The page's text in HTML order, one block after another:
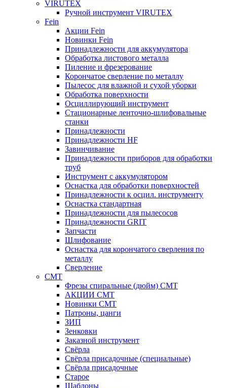
VIRUTEX
Ручной инструмент VIRUTEX
Fein
Акции Fein
Новинки Fein
Принадлежности для аккумулятора
Обработка листового металла
Пиление и фрезерование
Корончатое сверление по металлу
Пылесос для влажной и сухой уборки
Обработка поверхности
Осциллирующий инструмент
Стационарные ленточно-шлифовальные
станки
Принадлежности
Принадлежности HF
Завинчивание
Принадлежности приборов для обработки
труб
Инструмент с аккумулятором
Оснастка для обработки поверхностей
Принадлежности к осцил. инструменту
Оснастка стандартная
Принадлежности для пылесосов
Принадлежности GRIT
Запчасти
Шлифование
Оснастка для корончатого сверления по
металлу
Сверление
CMT
Фрезы спиральные (дюйм) СМТ
АКЦИИ СМТ
Новинки CMT
Патроны, цанги
ЗИП
Зенковки
Заказной инструмент
Свёрла
Свёрла присадочные (специальные)
Свёрла присадочные
Старое
Шаблоны